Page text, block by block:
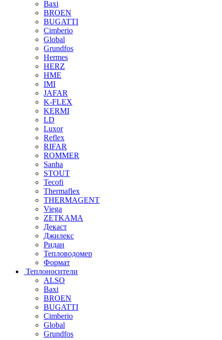
Baxi
BROEN
BUGATTI
Cimberio
Global
Grundfos
Hermes
HERZ
HME
IMI
JAFAR
K-FLEX
KERMI
LD
Luxor
Reflex
RIFAR
ROMMER
Sanha
STOUT
Tecofi
Thermaflex
THERMAGENT
Viega
ZETKAMA
Декаст
Джилекс
Ридан
Тепловодомер
Формат
Теплоносители
ALSO
Baxi
BROEN
BUGATTI
Cimberio
Global
Grundfos